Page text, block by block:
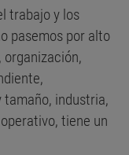
trabajo y los
pasemos por alto
organización,
tamaño, industria,
tiene un